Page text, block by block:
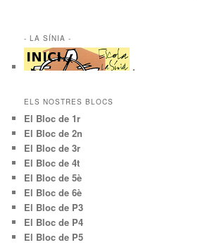
- LA SÍNIA -
.
ELS NOSTRES BLOCS
El Bloc de 1r
El Bloc de 2n
El Bloc de 3r
El Bloc de 4t
El Bloc de 5è
El Bloc de 6è
El Bloc de P3
El Bloc de P4
El Bloc de P5